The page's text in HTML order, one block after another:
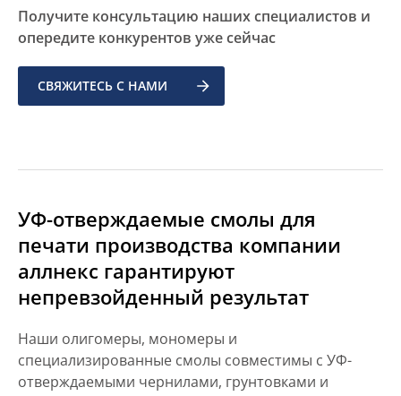
Получите консультацию наших специалистов и
опередите конкурентов уже сейчас
СВЯЖИТЕСЬ С НАМИ
УФ-отверждаемые смолы для
печати производства компании
аллнекс гарантируют
непревзойденный результат
Наши олигомеры, мономеры и
специализированные смолы совместимы с УФ-
отверждаемыми чернилами, грунтовками и